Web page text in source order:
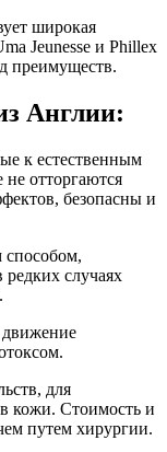
широкая
Jeunesse и Phillex
преимуществ.
Англии:
к естественным
не отторгаются
безопасны и
случаях
для
кожи. Стоимость и
путем хирургии.